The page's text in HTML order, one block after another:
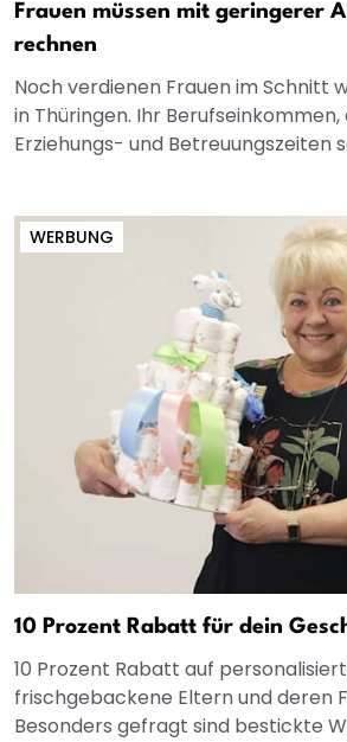
Frauen müssen mit geringerer
rechnen
Noch verdienen Frauen im Schnitt
in Thüringen. Ihr
Erziehungs- und Betreuungszeiten
WERBUNG
10 Prozent Rabatt für dein
10 Prozent Rabatt auf
frischgebackene Eltern und deren
Besonders gefragt sind bestickte